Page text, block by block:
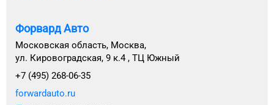
Форвард Авто
Московская область, Москва,
ул. Кировоградская, 9 к.4 , ТЦ Южный
+7 (495) 268-06-35
forwardauto.ru